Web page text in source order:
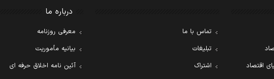
اقتصاد
تماس با ما
تبلیغات
اشتراک
درباره ما
معرفی روزنامه
بیانیه مأموریت
آئین نامه اخلاق حرفه ای